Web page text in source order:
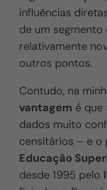
influências
de um segmento
relativamente
outros pontos.
Contudo, na
vantagem é que
dados muito
censitários – e o
Educação
desde 1995 pelo